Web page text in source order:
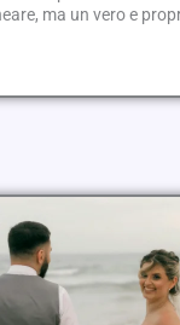
ma un vero e